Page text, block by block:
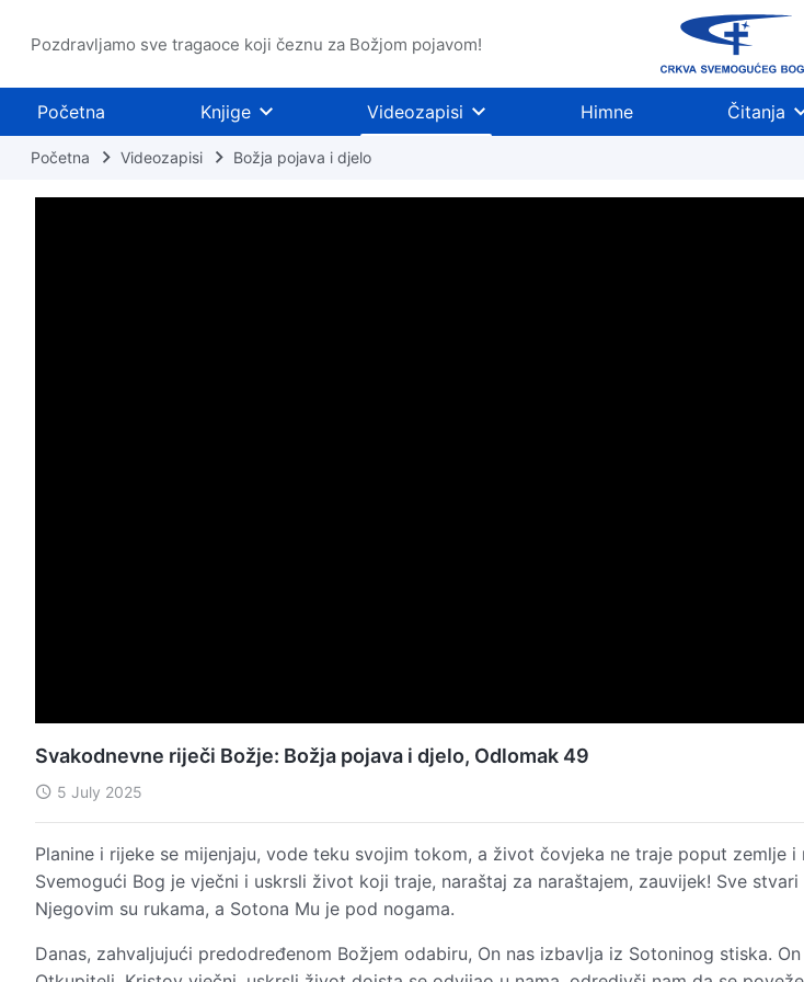
Pozdravljamo sve tragaoce koji čeznu za Božjom pojavom!
Početna Knjige Videozapisi Himne Čitanja
Početna Videozapisi Božja pojava i djelo
Svakodnevne riječi Božje: Božja pojava i djelo, Odlomak 49
5 July 2025
Planine i rijeke se mijenjaju, vode teku svojim tokom, a život čovjeka ne traje poput zemlje i
Svemogući Bog je vječni i uskrsli život koji traje, naraštaj za naraštajem, zauvijek! Sve
Njegovim su rukama, a Sotona Mu je pod nogama.
Danas, zahvaljujući predodređenom Božjem odabiru, On nas izbavlja iz Sotoninog stiska.